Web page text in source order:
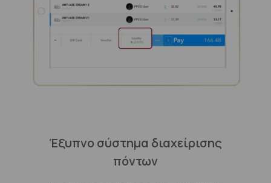
Έξυπνο σύστημα διαχείρισης
πόντων